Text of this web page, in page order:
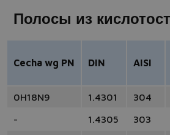
Полосы из
Cecha wg PN DIN AISI
0H18N9 1.4301 304
-
1.4305 303